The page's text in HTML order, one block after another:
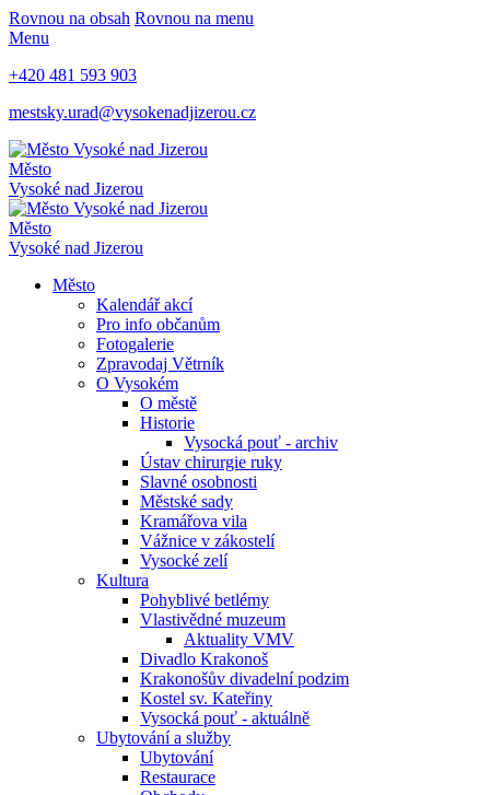
Rovnou na obsah Rovnou na menu
Menu
+420 481 593 903
mestsky.urad@vysokenadjizerou.cz
Město
Vysoké nad Jizerou
Město
Vysoké nad Jizerou
Město
Kalendář akcí
Pro info občanům
Fotogalerie
Zpravodaj Větrník
O Vysokém
O městě
Historie
Vysocká pouť - archiv
Ústav chirurgie ruky
Slavné osobnosti
Městské sady
Kramářova vila
Vážnice v zákostelí
Vysocké zelí
Kultura
Pohyblivé betlémy
Vlastivědné muzeum
Aktuality VMV
Divadlo Krakonoš
Krakonošův divadelní podzim
Kostel sv. Kateřiny
Vysocká pouť - aktuálně
Ubytování a služby
Ubytování
Restaurace